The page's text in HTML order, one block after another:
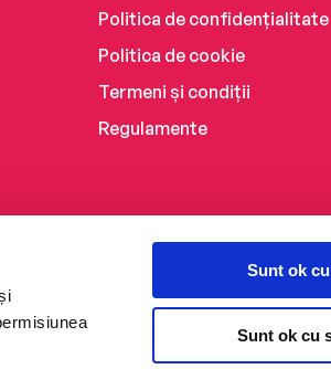
Sunt ok
Sunt ok cu
Politica de confidențialitate
Politica de cookie
Termeni și condiții
Regulamente